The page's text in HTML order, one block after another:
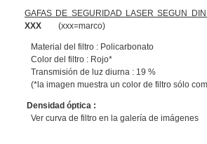
GAFAS DE SEGURIDAD LASER SEGUN
XXX
(xxx=marco)
Material del filtro : Policarbonato
Color del filtro : Rojo*
Transmisión de luz diurna : 19 %
(*la imagen muestra un color de filtro sólo
Densidad óptica :
Ver curva de filtro en la galería de imágenes